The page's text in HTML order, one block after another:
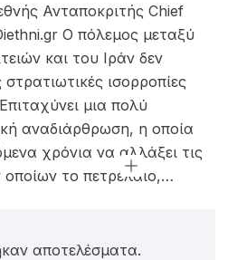
Ανταποκριτής Chief
Ο πόλεμος μεταξύ
και του Ιράν δεν
ισορροπίες
μια πολύ
αναδιάρθρωση, η οποία
χρόνια να αλλάξει τις
το πετρέλαιο,…
αποτελέσματα.